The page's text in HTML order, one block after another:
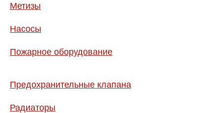
Метизы
Насосы
Пожарное оборудование
Предохранительные клапана
Радиаторы